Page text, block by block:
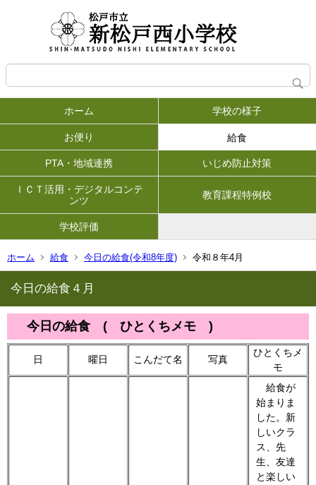
ホーム 学校の様子
お便り 給食
PTA・地域連携 いじめ防止対策
ＩＣＴ活用・デジタルコンテ
ンツ
教育課程特例校
学校評価
ホーム 給食 今日の給食(令和8年度) 令和８年4月
今日の給食４月
今日の給食 ( ひとくちメモ )
日 曜日 こんだて名 写真
ひとくちメ
モ
給食が
始まりま
した。新
しいクラ
ス、先
生、友達
と楽しい